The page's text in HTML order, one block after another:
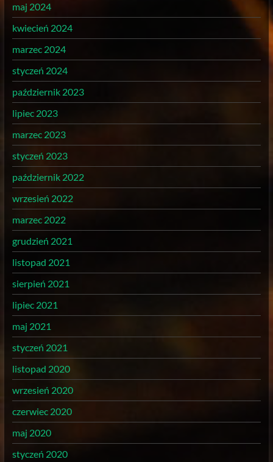
maj 2024
kwiecień 2024
marzec 2024
styczeń 2024
październik 2023
lipiec 2023
marzec 2023
styczeń 2023
październik 2022
wrzesień 2022
marzec 2022
grudzień 2021
listopad 2021
sierpień 2021
lipiec 2021
maj 2021
styczeń 2021
listopad 2020
wrzesień 2020
czerwiec 2020
maj 2020
styczeń 2020